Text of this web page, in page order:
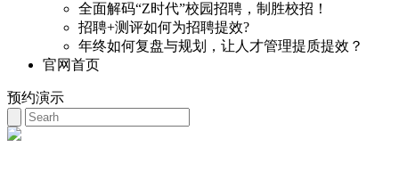
全面解码“Z时代”校园招聘，制胜校招！
招聘+测评如何为招聘提效?
年终如何复盘与规划，让人才管理提质提效？
官网首页
预约演示